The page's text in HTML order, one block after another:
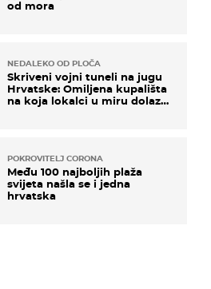
od mora
NEDALEKO OD PLOČA
Skriveni vojni tuneli na jugu
Hrvatske: Omiljena kupališta
na koja lokalci u miru dolaze
POKROVITELJ CORONA
Među 100 najboljih plaža
svijeta našla se i jedna
hrvatska